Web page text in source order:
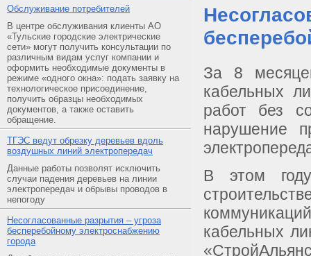
Обслуживание потребителей
В центре обслуживания клиенты АО
«Тульские городские электрические
сети» могут получить консультации по
различным видам услуг компании и
оформить необходимые документы в
режиме «одного окна»: подать заявку на
технологическое присоединение,
получить образцы необходимых
документов, а также оставить
обращение.
ТГЭС ведут обрезку деревьев вдоль
воздушных линий электропередач
Данные работы позволят исключить
случаи падения деревьев на линии
электропередач и обрывы проводов в
непогоду
Несогласованные разрытия – угроза
бесперебойному электроснабжению
города
За 8
кабельных
работ без
нарушение
В этом
кабельных